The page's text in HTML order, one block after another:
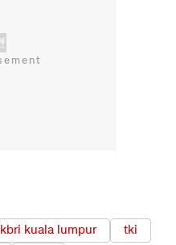
kbri kuala lumpur
tki